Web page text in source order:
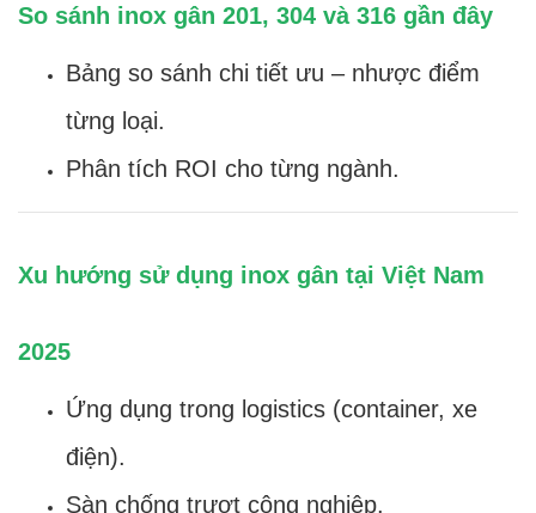
So sánh inox gân 201, 304 và 316 gần đây
Bảng so sánh chi tiết ưu – nhược điểm
từng loại.
Phân tích ROI cho từng ngành.
Xu hướng sử dụng inox gân tại Việt Nam
2025
Ứng dụng trong logistics (container, xe
điện).
Sàn chống trượt công nghiệp.